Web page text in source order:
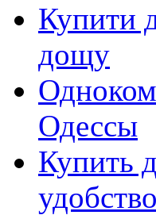
Купити
дощу
Одессы
Купить